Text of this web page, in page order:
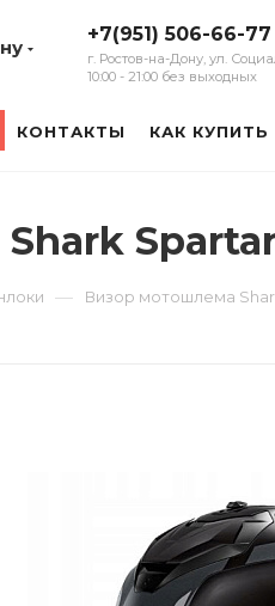
+7(951) 506-66-77
г. Ростов-на-Дону, ул.
10:00 - 21:00 без выходных
КОНТАКТЫ КАК КУПИТЬ
— Визор мотошлема